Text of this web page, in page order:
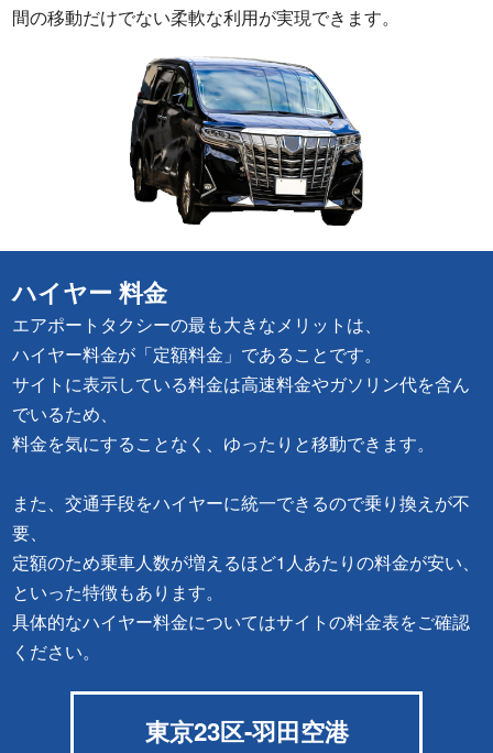
間の移動だけでない柔軟な利用が実現できます。
ハイヤー 料金
エアポートタクシーの最も大きなメリットは、
ハイヤー料金が「定額料金」であることです。
サイトに表示している料金は高速料金やガソリン代を含ん
でいるため、
料金を気にすることなく、ゆったりと移動できます。
また、交通手段をハイヤーに統一できるので乗り換えが不
要、
定額のため乗車人数が増えるほど1人あたりの料金が安い、
といった特徴もあります。
具体的なハイヤー料金についてはサイトの料金表をご確認
ください。
東京23区-羽田空港